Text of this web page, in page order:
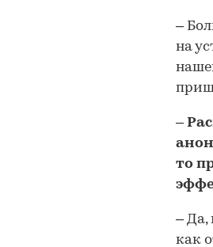
–
на
–
то
– Да,
как